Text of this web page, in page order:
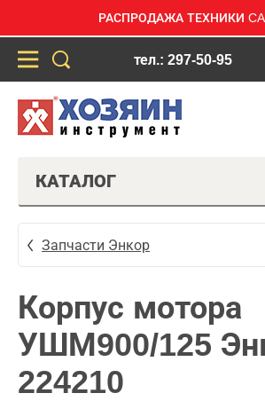
РАСПРОДАЖА ТЕХНИКИ
тел.: 297-50-95
КАТАЛОГ
Запчасти Энкор
Корпус мотора
УШМ900/125
224210